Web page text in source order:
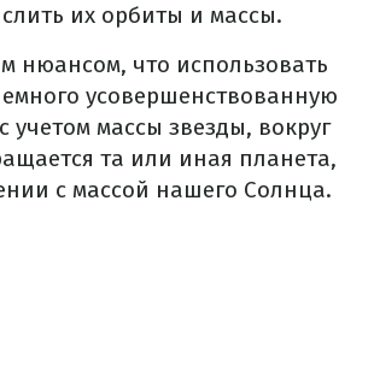
их орбиты и массы.
нюансом, что использовать
усовершенствованную
учетом массы звезды, вокруг
та или иная планета,
с массой нашего Солнца.